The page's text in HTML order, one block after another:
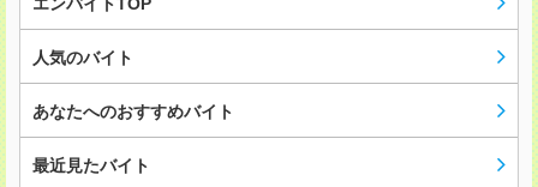
人気のバイト
あなたへのおすすめバイト
最近見たバイト